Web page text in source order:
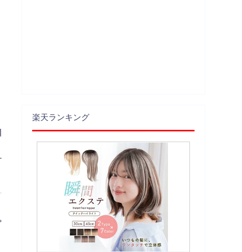
楽天ランキング